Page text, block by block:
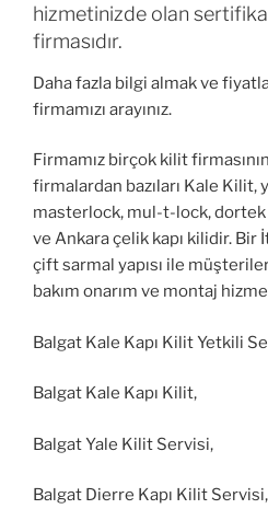
hizmetinizde olan
firmasıdır.
Daha fazla bilgi almak ve
firmamızı arayınız.
Firmamız birçok kilit
firmalardan bazıları Kale Kilit,
masterlock, mul-t-lock,
ve Ankara çelik kapı kilidir. Bir
çift sarmal yapısı ile
bakım onarım ve montaj
Balgat Kale Kapı Kilit Yetkili
Balgat Kale Kapı Kilit,
Balgat Yale Kilit Servisi,
Balgat Dierre Kapı Kilit Servisi,